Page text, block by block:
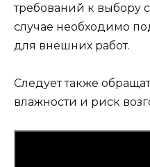
требований к выбору
случае необходимо
для внешних работ.
Следует также
влажности и риск